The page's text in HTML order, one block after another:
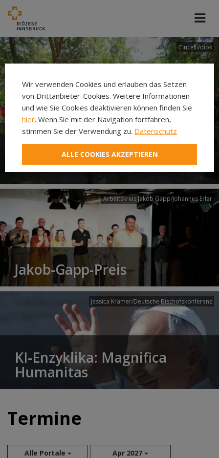
Cincelli/dibk
Neuer Pilgerweg Via
Laudato si’
Arbeitskreis Jakob Gapp/Johannes Erler
Jakob-Gapp-Preis
Jessica Krämer/Deutsche Bischofskonferenz
KI-Enzyklika: Magnifica
Humanitas
Termine
Alle Portale Apr 2027
Wir verwenden Cookies und erlauben das Setzen
von Drittanbieter-Cookies. Weitere Informationen
und wie Sie Cookies deaktivieren können finden Sie
hier. Wenn Sie mit der Navigation fortfahren,
stimmen Sie der Verwendung zu. Datenschutz
ALLE COOKIES AKZEPTIEREN